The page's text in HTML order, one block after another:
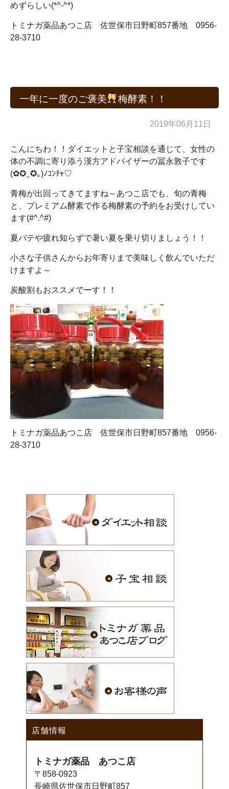
めずらしい(*^-^*)
トミナガ薬品あつこ店 佐世保市日野町857番地 0956-
28-3710
一年に一度のご褒美 梅酵素！！
2019年06月11日
こんにちわ！！ダイエットと子宝相談を通じて、女性の
体の不調に寄り添う漢方アドバイザーの冨永敦子です
(✿✪‿✪｡)ﾉｺﾝﾁｬ♡
青梅が出回ってきてますね～あつこ店でも、旬の青梅
と、プレミアム酵素で作る梅酵素の予約をお受けしてい
ます(#^.^#)
夏バテや疲れ知らずで暑い夏を乗り切りましょう！！
小さな子供さんからお年寄りまで美味しく飲んでいただ
けますよ～
炭酸割もおススメでーす！！
トミナガ薬品あつこ店 佐世保市日野町857番地 0956-
28-3710
店舗情報
トミナガ薬品 あつこ店
〒858-0923
長崎県佐世保市日野町857